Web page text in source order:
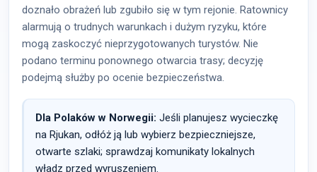
doznało obrażeń lub zgubiło się w tym rejonie. Ratownicy
alarmują o trudnych warunkach i dużym ryzyku, które
mogą zaskoczyć nieprzygotowanych turystów. Nie
podano terminu ponownego otwarcia trasy; decyzję
podejmą służby po ocenie bezpieczeństwa.
Dla Polaków w Norwegii: Jeśli planujesz wycieczkę
na Rjukan, odłóż ją lub wybierz bezpieczniejsze,
otwarte szlaki; sprawdzaj komunikaty lokalnych
władz przed wyruszeniem.